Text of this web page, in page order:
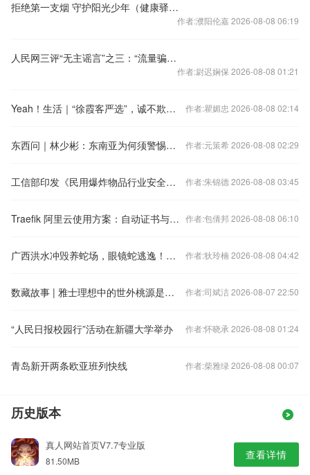
拒绝第一支烟 守护阳光少年（健康驿站）
作者:濮阳伦嘉 2026-08-08 06:19
人民网三评“无主谣言”之三：“流量骗子”逃不掉
作者:尉迟娴保 2026-08-08 01:21
Yeah！生活｜“徐霞客严选”，诚不欺我！ 作者:瞿媚忠 2026-08-08 02:14
东西问｜林少彬：东南亚为何须警惕加速扩武的日本？ 作者:元策希 2026-08-08 02:29
工信部印发《民用爆炸物品行业安全发展“十五五”规划》 作者:朱锦德 2026-08-08 03:45
Traefik 阿里云使用方案：自动证书与服务接入 作者:包倩邦 2026-08-08 06:10
广西洪水冲毁养蛇场，眼镜蛇逃逸！被蛇咬伤，记住这6步能救命 作者:狄玲楠 2026-08-08 04:42
数藏故事 | 雅士理想中的世外桃源是什么样子的？ 作者:司斌洁 2026-08-07 22:50
“人民日报校园行”活动在新疆大学举办 作者:怀晓承 2026-08-08 01:24
青岛新开两条欧亚班列快线 作者:柴雅绿 2026-08-08 00:07
历史版本
真人网站首页V7.7专业版
81.50MB 查看详情